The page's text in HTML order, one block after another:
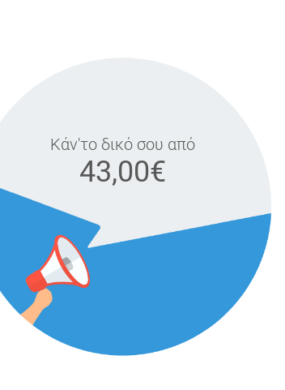
Κάν'το δικό σου από
43,00€